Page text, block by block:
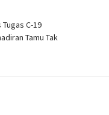
C-19
Tamu Tak